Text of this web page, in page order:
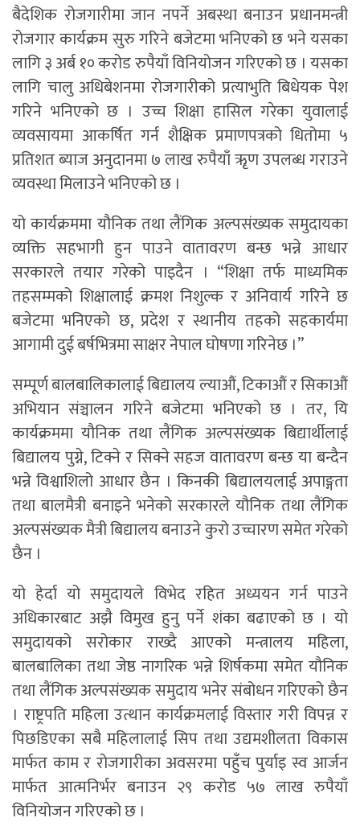
बैदेशिक रोजगारीमा जान नपर्ने अबस्था बनाउन प्रधानमन्त्री
रोजगार कार्यक्रम सुरु गरिने बजेटमा भनिएको छ भने यसका
लागि ३ अर्ब १० करोड रुपैयाँ विनियोजन गरिएको छ । यसका
लागि चालु अधिबेशनमा रोजगारीको प्रत्याभुति बिधेयक पेश
गरिने भनिएको छ । उच्च शिक्षा हासिल गरेका युवालाई
व्यवसायमा आकर्षित गर्न शैक्षिक प्रमाणपत्रको धितोमा ५
प्रतिशत ब्याज अनुदानमा ७ लाख रुपैयाँ ऋृण उपलब्ध गराउने
व्यवस्था मिलाउने भनिएको छ ।
यो कार्यक्रममा यौनिक तथा लैंगिक अल्पसंख्यक समुदायका
व्यक्ति सहभागी हुन पाउने वातावरण बन्छ भन्ने आधार
सरकारले तयार गरेको पाइदैन । “शिक्षा तर्फ माध्यमिक
तहसम्मको शिक्षालाई क्रमश निशुल्क र अनिवार्य गरिने छ
बजेटमा भनिएको छ, प्रदेश र स्थानीय तहको सहकार्यमा
आगामी दुई बर्षभित्रमा साक्षर नेपाल घोषणा गरिनेछ ।”
सम्पूर्ण बालबालिकालाई बिद्यालय ल्याऔं, टिकाऔं र सिकाऔं
अभियान संञ्चालन गरिने बजेटमा भनिएको छ । तर, यि
कार्यक्रममा यौनिक तथा लैंगिक अल्पसंख्यक बिद्यार्थीलाई
बिद्यालय पुग्ने, टिक्ने र सिक्ने सहज वातावरण बन्छ या बन्दैन
भन्ने विश्वाशिलो आधार छैन । किनकी बिद्यालयलाई अपाङ्गता
तथा बालमैत्री बनाइने भनेको सरकारले यौनिक तथा लैंगिक
अल्पसंख्यक मैत्री बिद्यालय बनाउने कुरो उच्चारण समेत गरेको
छैन ।
यो हेर्दा यो समुदायले विभेद रहित अध्ययन गर्न पाउने
अधिकारबाट अझै विमुख हुनु पर्ने शंका बढाएको छ । यो
समुदायको सरोकार राख्दै आएको मन्त्रालय महिला,
बालबालिका तथा जेष्ठ नागरिक भन्ने शिर्षकमा समेत यौनिक
तथा लैंगिक अल्पसंख्यक समुदाय भनेर संबोधन गरिएको छैन
। राष्ट्रपति महिला उत्थान कार्यक्रमलाई विस्तार गरी विपन्न र
पिछडिएका सबै महिलालाई सिप तथा उद्यमशीलता विकास
मार्फत काम र रोजगारीका अवसरमा पहुँच पुर्याइ स्व आर्जन
मार्फत आत्मनिर्भर बनाउन २९ करोड ५७ लाख रुपैयाँ
विनियोजन गरिएको छ ।